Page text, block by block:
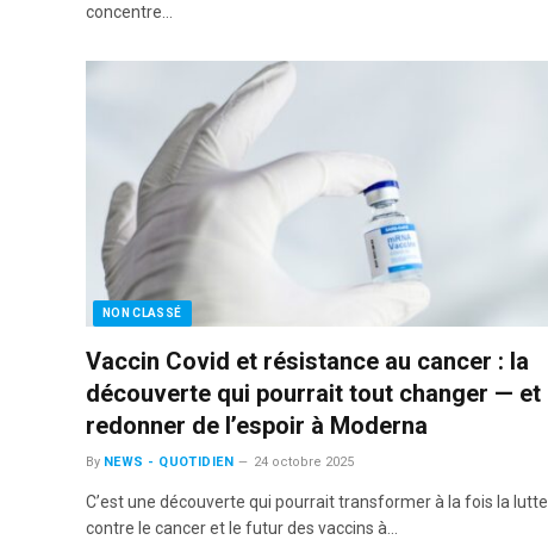
concentre…
NON CLASSÉ
Vaccin Covid et résistance au cancer : la
découverte qui pourrait tout changer — et
redonner de l’espoir à Moderna
By NEWS - QUOTIDIEN 24 octobre 2025
C’est une découverte qui pourrait transformer à la fois la lutte
contre le cancer et le futur des vaccins à…